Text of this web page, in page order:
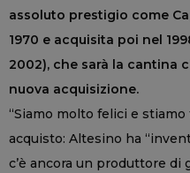
assoluto prestigio come
1970 e acquisita poi nel
2002), che sarà la cantina
nuova acquisizione.
“Siamo molto felici e
acquisto: Altesino ha
c’è ancora un produttore di